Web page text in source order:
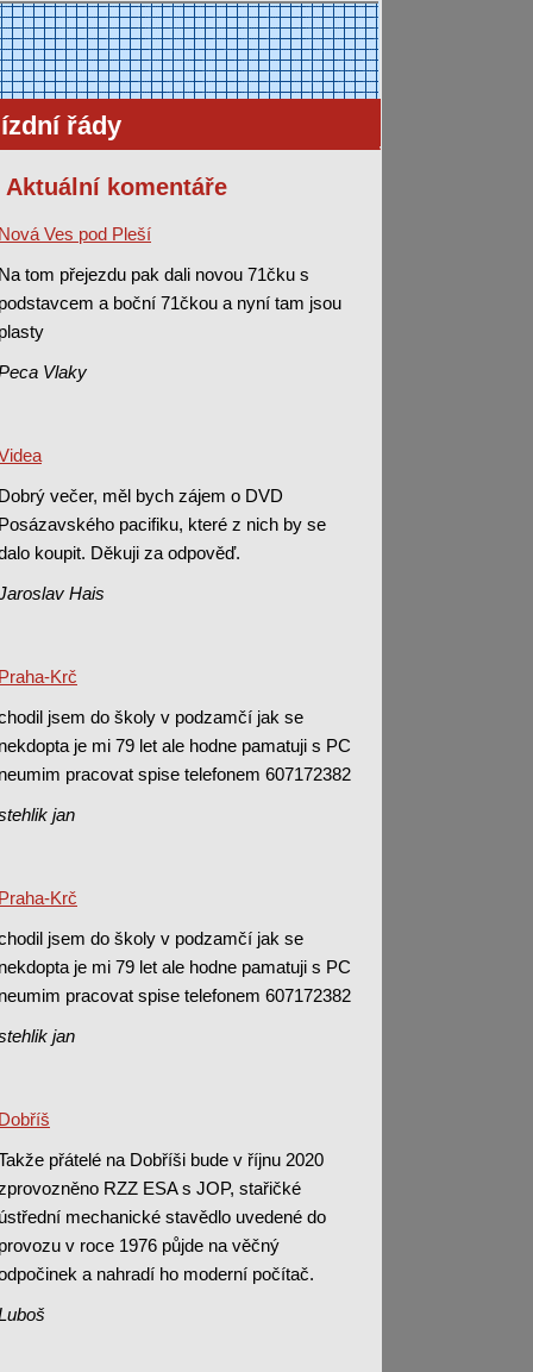
řády
Aktuální komentáře
Ves pod Pleší
tom přejezdu pak dali novou 71čku s
a boční 71čkou a nyní tam jsou
Vlaky
večer, měl bych zájem o DVD
pacifiku, které z nich by se
koupit. Děkuji za odpověď.
Hais
Krč
jsem do školy v podzamčí jak se
je mi 79 let ale hodne pamatuji s PC
pracovat spise telefonem 607172382
jan
Krč
jsem do školy v podzamčí jak se
je mi 79 let ale hodne pamatuji s PC
pracovat spise telefonem 607172382
jan
přátelé na Dobříši bude v říjnu 2020
RZZ ESA s JOP, stařičké
mechanické stavědlo uvedené do
v roce 1976 půjde na věčný
a nahradí ho moderní počítač.